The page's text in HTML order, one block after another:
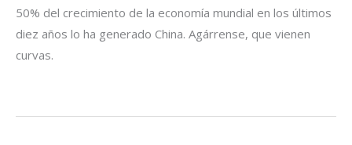
50% del crecimiento de la economía mundial en los últimos
diez años lo ha generado China. Agárrense, que vienen
curvas.